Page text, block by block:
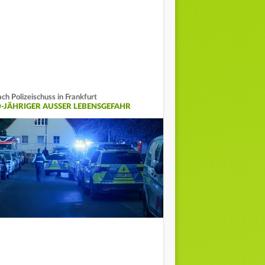
Polizeischuss in Frankfurt
JÄHRIGER AUSSER LEBENSGEFAHR